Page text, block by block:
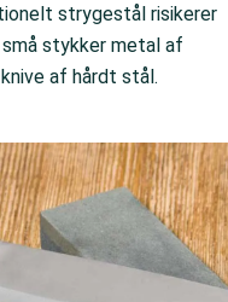
strygestål risikerer
stykker metal af
af hårdt stål.